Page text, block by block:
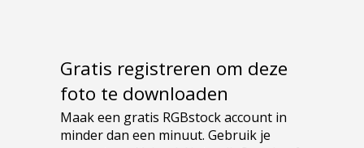
Gratis registreren om deze
foto te downloaden